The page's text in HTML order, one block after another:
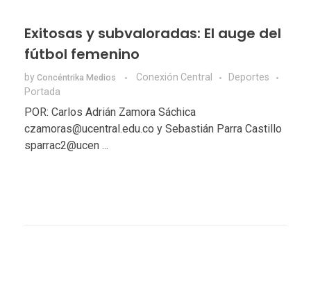
Exitosas y subvaloradas: El auge del
fútbol femenino
by Concéntrika Medios Conexión Central
Deportes
Portada
POR: Carlos Adrián Zamora Sáchica
czamoras@ucentral.edu.co y Sebastián Parra Castillo
sparrac2@ucen ...